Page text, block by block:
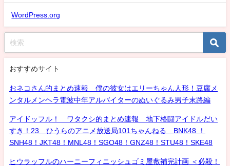
WordPress.org
おすすめサイト
おネコさん的まとめ速報 僕の彼女はエリーちゃん人形！豆腐メ
ンタルメンヘラ電波中年アルバイターのぬいぐるみ男子末路編
アイドッフル！ ワタクシ的まとめ速報 地下格闘アイドルだい
すき！23 ひうらのアニメ放送局101ちゃんねる BNK48 ！
SNH48！JKT48！MNL48！SGO48！GNZ48！STU48！SKE48
ヒウラッフルのハーニーフィニッシュゴミ屋敷補完計画 ＜必殺！